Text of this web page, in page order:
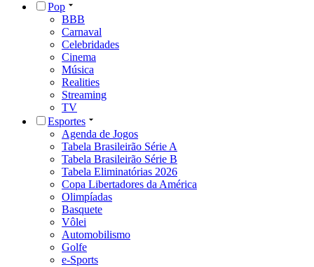
Pop
BBB
Carnaval
Celebridades
Cinema
Música
Realities
Streaming
TV
Esportes
Agenda de Jogos
Tabela Brasileirão Série A
Tabela Brasileirão Série B
Tabela Eliminatórias 2026
Copa Libertadores da América
Olimpíadas
Basquete
Vôlei
Automobilismo
Golfe
e-Sports